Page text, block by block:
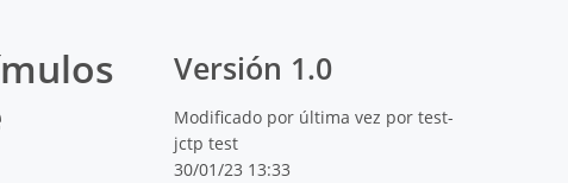

Versión 1.0
Modificado por última vez por test-
jctp test
30/01/23 13:33